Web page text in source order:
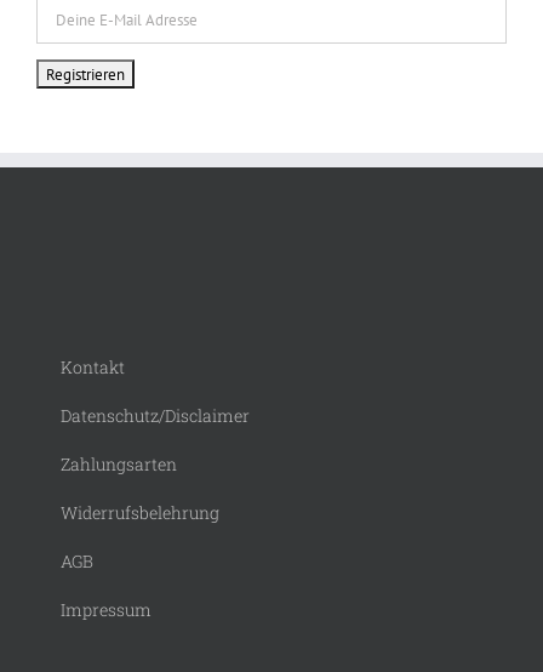
Kontakt
Datenschutz/Disclaimer
Zahlungsarten
Widerrufsbelehrung
AGB
Impressum